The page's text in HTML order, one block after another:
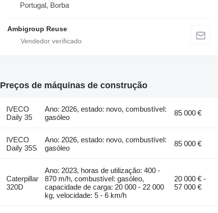
Portugal, Borba
Ambigroup Reuse
Preços de máquinas de construção
IVECO
Daily 35
Ano: 2026, estado: novo, combustível:
gasóleo
85 000 €
IVECO
Daily 35S
Ano: 2026, estado: novo, combustível:
gasóleo
85 000 €
Caterpillar
320D
Ano: 2023, horas de utilização: 400 -
870 m/h, combustível: gasóleo,
capacidade de carga: 20 000 - 22 000
kg, velocidade: 5 - 6 km/h
20 000 € -
57 000 €